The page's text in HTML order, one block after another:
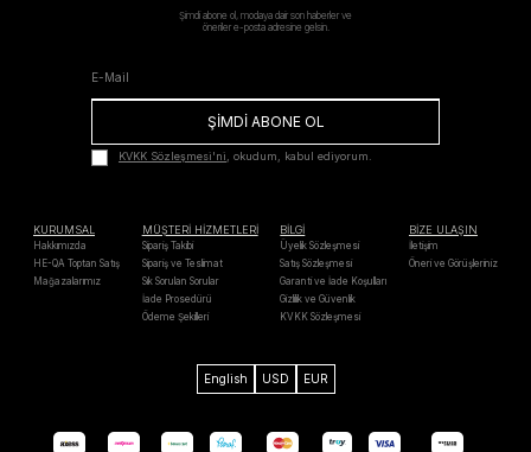
Şimdi abone ol, modaya dair son haberler ve
öneriler e-posta adresine gelsin.
ŞİMDİ ABONE OL
KVKK Sözleşmesi'ni, okudum, kabul ediyorum.
KURUMSAL
Hakkımızda
HE-QA Toptan Satış
Mağazalarımız
MÜŞTERİ HİZMETLERİ
Sipariş Takibi
Sipariş ve Teslimat
Sık Sorulan Sorular
İade Prosedürü
Ödeme Şekilleri
BİLGİ
Üyelik Sözleşmesi
Satış Sözleşmesi
Garanti ve İade Koşulları
Gizlilik ve Güvenlik
KVKK Sözleşmesi
BİZE ULAŞIN
İletişim
Öneri ve Görüşleriniz
English USD EUR